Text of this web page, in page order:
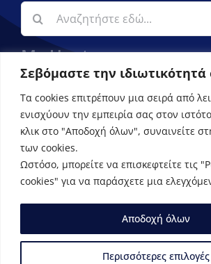
Σεβόμαστε την ιδιωτικότητά
Τα cookies επιτρέπουν μια σειρά από
ενισχύουν την εμπειρία σας στον
κλικ στο "Αποδοχή όλων", συναινείτε
των cookies.
Ωστόσο, μπορείτε να επισκεφτείτε τις
cookies" για να παράσχετε μια
Περισσότερες επιλογές
Aποδοχή όλων
Αναζήτηση
για:
My Upatras
Εφαρμογή ενημέρωσης φοιτητών
© Copyright 2023 | Τμήμα
Πανεπιστήμιο Πατρών